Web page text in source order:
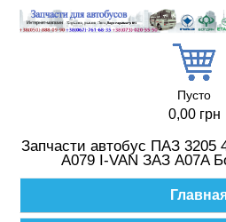
Пусто
0,00 грн
Запчасти автобус ПАЗ 3205
А079 I-VAN ЗАЗ A07A